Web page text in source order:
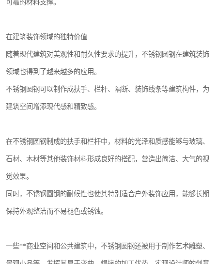
可靠的材料支撑。
在建筑装饰领域的独特价值
随着现代建筑对美观性和耐久性要求的提升，不锈钢圆钢在建筑装饰
领域也得到了越来越多的应用。
不锈钢圆钢可以制作成扶手、栏杆、隔断、装饰线条等建筑构件，为
建筑空间增添现代感和精致感。
在不锈钢圆钢制成的扶手和栏杆中，材料的光泽和质感能够与玻璃、
石材、木材等其他装饰材料形成良好的搭配，营造出简洁、大气的视
觉效果。
同时，不锈钢圆钢的耐候性也使其特别适合户外装饰应用，能够长期
保持外观整洁而不易褪色或锈蚀。
一些**商业空间和公共建筑中，不锈钢圆钢还被用于制作艺术雕塑、